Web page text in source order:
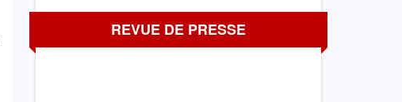
REVUE DE PRESSE